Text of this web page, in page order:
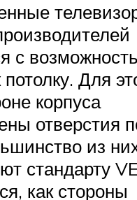
с
Для
корпуса
отверстия
из
стандарту
как стороны